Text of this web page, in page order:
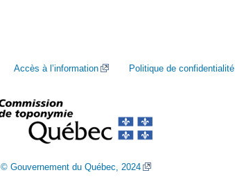
Accès à l’information Politique de confidentialité
© Gouvernement du Québec, 2024